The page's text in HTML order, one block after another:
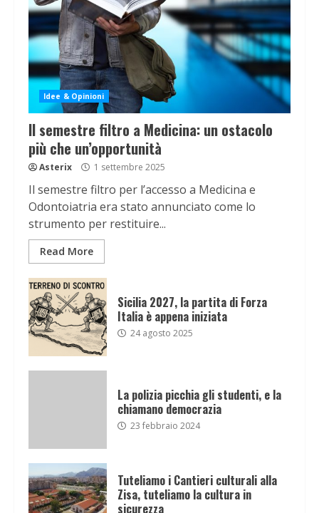
Idee & Opinioni
Il semestre filtro a Medicina: un ostacolo
più che un’opportunità
Asterix 1 settembre 2025
Il semestre filtro per l’accesso a Medicina e
Odontoiatria era stato annunciato come lo
strumento per restituire...
Read More
Sicilia 2027, la partita di Forza
Italia è appena iniziata
24 agosto 2025
La polizia picchia gli studenti, e la
chiamano democrazia
23 febbraio 2024
Tuteliamo i Cantieri culturali alla
Zisa, tuteliamo la cultura in
sicurezza